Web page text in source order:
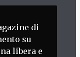
di
su
libera e